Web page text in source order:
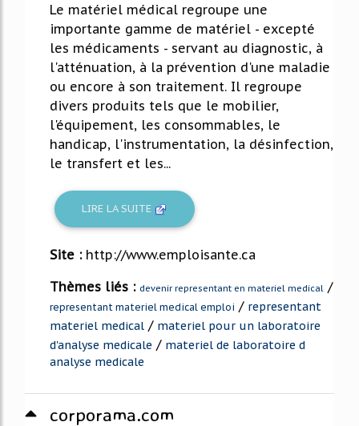
Le matériel médical regroupe une
importante gamme de matériel - excepté
les médicaments - servant au diagnostic, à
l'atténuation, à la prévention d'une maladie
ou encore à son traitement. Il regroupe
divers produits tels que le mobilier,
l'équipement, les consommables, le
handicap, l'instrumentation, la désinfection,
le transfert et les...
LIRE LA SUITE
Site : http://www.emploisante.ca
Thèmes liés : devenir representant en materiel medical /
representant materiel medical emploi / representant
materiel medical / materiel pour un laboratoire
d'analyse medicale / materiel de laboratoire d
analyse medicale
corporama.com